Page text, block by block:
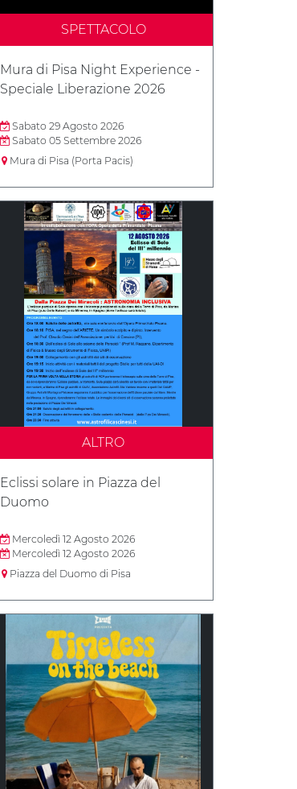
SPETTACOLO
Mura di Pisa Night Experience -
Speciale Liberazione 2026
Sabato 29 Agosto 2026
Sabato 05 Settembre 2026
Mura di Pisa (Porta Pacis)
ALTRO
Eclissi solare in Piazza del
Duomo
Mercoledì 12 Agosto 2026
Mercoledì 12 Agosto 2026
Piazza del Duomo di Pisa